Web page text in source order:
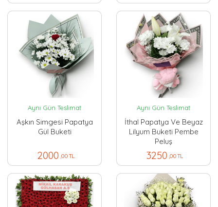
Aynı Gün Teslimat
Aşkın Simgesi Papatya
Gül Buketi
2000 ,00 TL
Aynı Gün Teslimat
İthal Papatya Ve Beyaz
Lilyum Buketi Pembe
Peluş
3250 ,00 TL